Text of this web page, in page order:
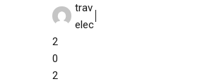
trav
elec
2
0
2